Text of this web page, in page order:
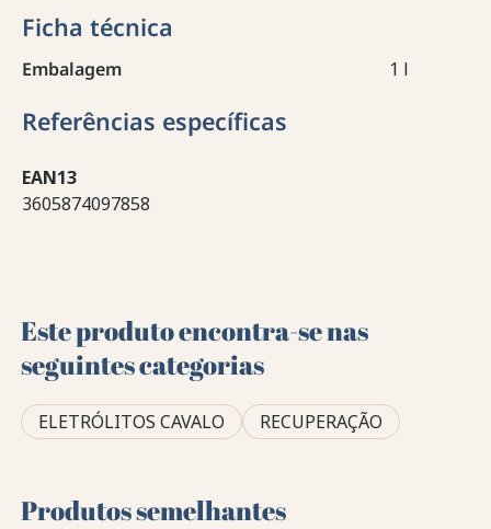
Ficha técnica
Embalagem 1 l
Referências específicas
EAN13
3605874097858
Este produto encontra-se nas
seguintes categorias
ELETRÓLITOS CAVALO RECUPERAÇÃO
Produtos semelhantes